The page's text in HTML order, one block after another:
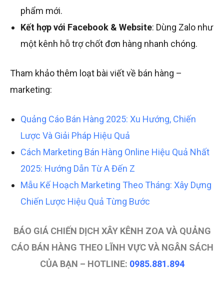
phẩm mới.
Kết hợp với Facebook & Website: Dùng Zalo như
một kênh hỗ trợ chốt đơn hàng nhanh chóng.
Tham khảo thêm loạt bài viết về bán hàng –
marketing:
Quảng Cáo Bán Hàng 2025: Xu Hướng, Chiến
Lược Và Giải Pháp Hiệu Quả
Cách Marketing Bán Hàng Online Hiệu Quả Nhất
2025: Hướng Dẫn Từ A Đến Z
Mẫu Kế Hoạch Marketing Theo Tháng: Xây Dựng
Chiến Lược Hiệu Quả Từng Bước
BÁO GIÁ CHIẾN DỊCH XÂY KÊNH ZOA VÀ QUẢNG
CÁO BÁN HÀNG THEO LĨNH VỰC VÀ NGÂN SÁCH
CỦA BẠN – HOTLINE: 0985.881.894